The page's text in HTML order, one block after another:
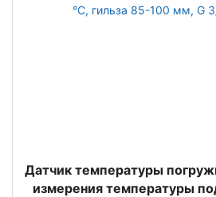
Датчик температуры
измерения температуры